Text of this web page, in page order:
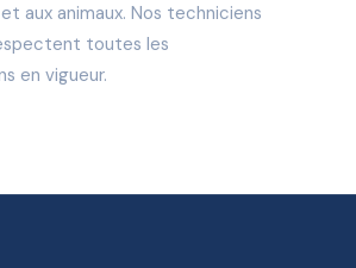
aux animaux. Nos techniciens
toutes les
en vigueur.